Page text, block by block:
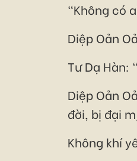
"Không có
Diệp Oản
Tư Dạ Hàn:
Diệp Oản
đời, bị đại
Không khí